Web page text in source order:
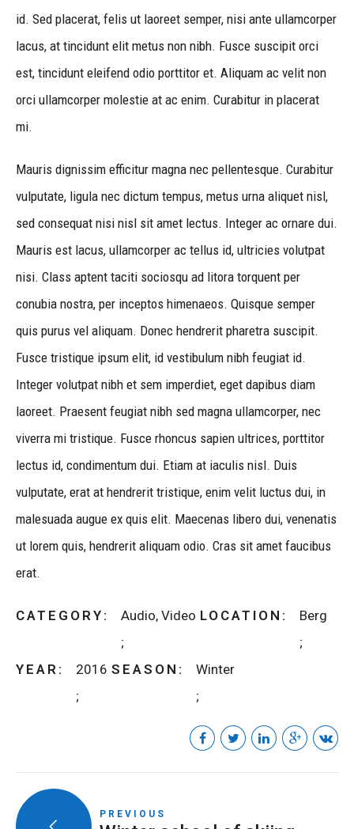
id. Sed placerat, felis ut laoreet semper, nisi ante ullamcorper
lacus, at tincidunt elit metus non nibh. Fusce suscipit orci
est, tincidunt eleifend odio porttitor et. Aliquam ac velit non
orci ullamcorper molestie at ac enim. Curabitur in placerat
mi.
Mauris dignissim efficitur magna nec pellentesque. Curabitur
vulputate, ligula nec dictum tempus, metus urna aliquet nisl,
sed consequat nisi nisl sit amet lectus. Integer ac ornare dui.
Mauris est lacus, ullamcorper ac tellus id, ultricies volutpat
nisi. Class aptent taciti sociosqu ad litora torquent per
conubia nostra, per inceptos himenaeos. Quisque semper
quis purus vel aliquam. Donec hendrerit pharetra suscipit.
Fusce tristique ipsum elit, id vestibulum nibh feugiat id.
Integer volutpat nibh et sem imperdiet, eget dapibus diam
laoreet. Praesent feugiat nibh sed magna ullamcorper, nec
viverra mi tristique. Fusce rhoncus sapien ultrices, porttitor
lectus id, condimentum dui. Etiam at iaculis nisl. Duis
vulputate, erat at hendrerit tristique, enim velit luctus dui, in
malesuada augue ex quis elit. Maecenas libero dui, venenatis
ut lorem quis, hendrerit aliquam odio. Cras sit amet faucibus
erat.
CATEGORY Audio, Video LOCATION Berg
YEAR 2016 SEASON Winter
PREVIOUS